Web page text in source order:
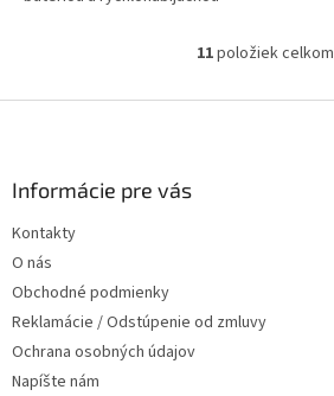
O
l
k
11položiek celkom
Informácie pre vás
Kontakty
O nás
Obchodné podmienky
Reklamácie / Odstúpenie od zmluvy
Ochrana osobných údajov
Napíšte nám